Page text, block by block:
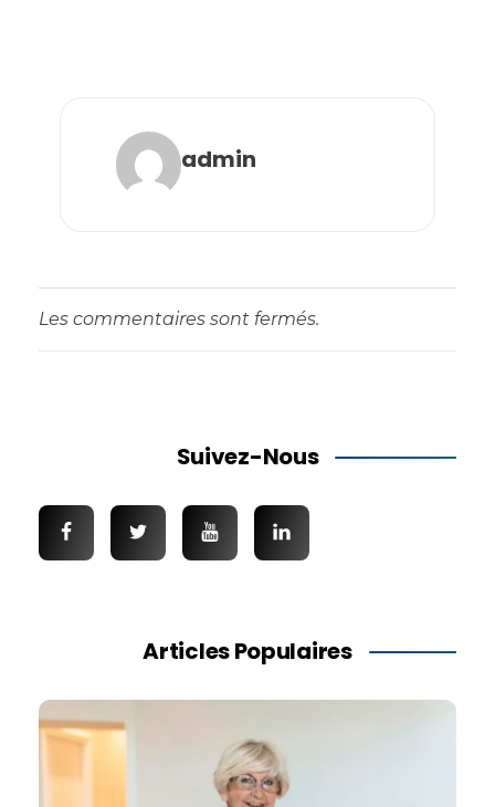
admin
Les commentaires sont fermés.
Suivez-Nous
Articles Populaires